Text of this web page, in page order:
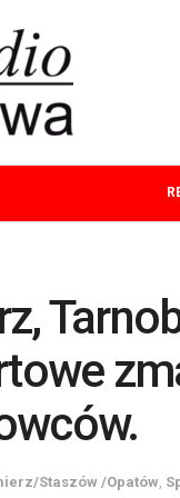
Staszów /Opatów